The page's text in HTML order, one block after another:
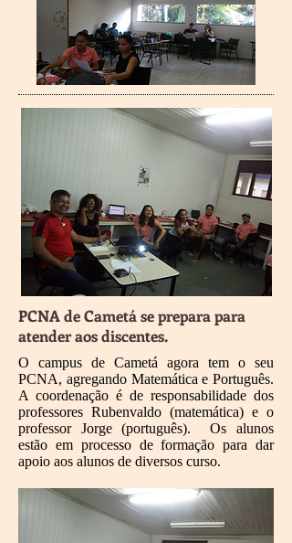
PCNA de Cametá se prepara para
atender aos discentes.
O campus de Cametá agora tem o seu
PCNA, agregando Matemática e Português.
A coordenação é de responsabilidade dos
professores Rubenvaldo (matemática) e o
professor Jorge (português). Os alunos
estão em processo de formação para dar
apoio aos alunos de diversos curso.